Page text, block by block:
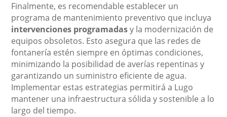
Finalmente, es recomendable establecer un
programa de mantenimiento preventivo que incluya
intervenciones programadasy la modernización de
equipos obsoletos. Esto asegura que las redes de
fontanería estén siempre en óptimas condiciones,
minimizando la posibilidad de averías repentinas y
garantizando un suministro eficiente de agua.
Implementar estas estrategias permitirá a Lugo
mantener una infraestructura sólida y sostenible a lo
largo del tiempo.